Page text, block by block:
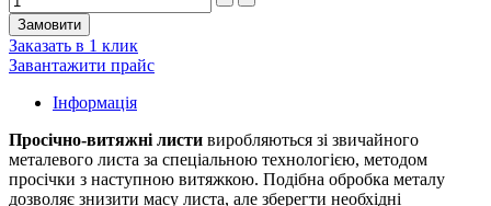
Заказать в 1 клик
Завантажити прайс
Інформація
Просічно-витяжні листи виробляються зі звичайного
металевого листа за спеціальною технологією, методом
просічки з наступною витяжкою. Подібна обробка металу
дозволяє знизити масу листа, але зберегти необхідні